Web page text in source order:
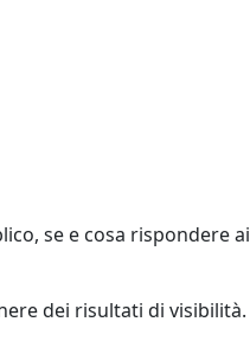
se e cosa rispondere ai
dei risultati di visibilità.